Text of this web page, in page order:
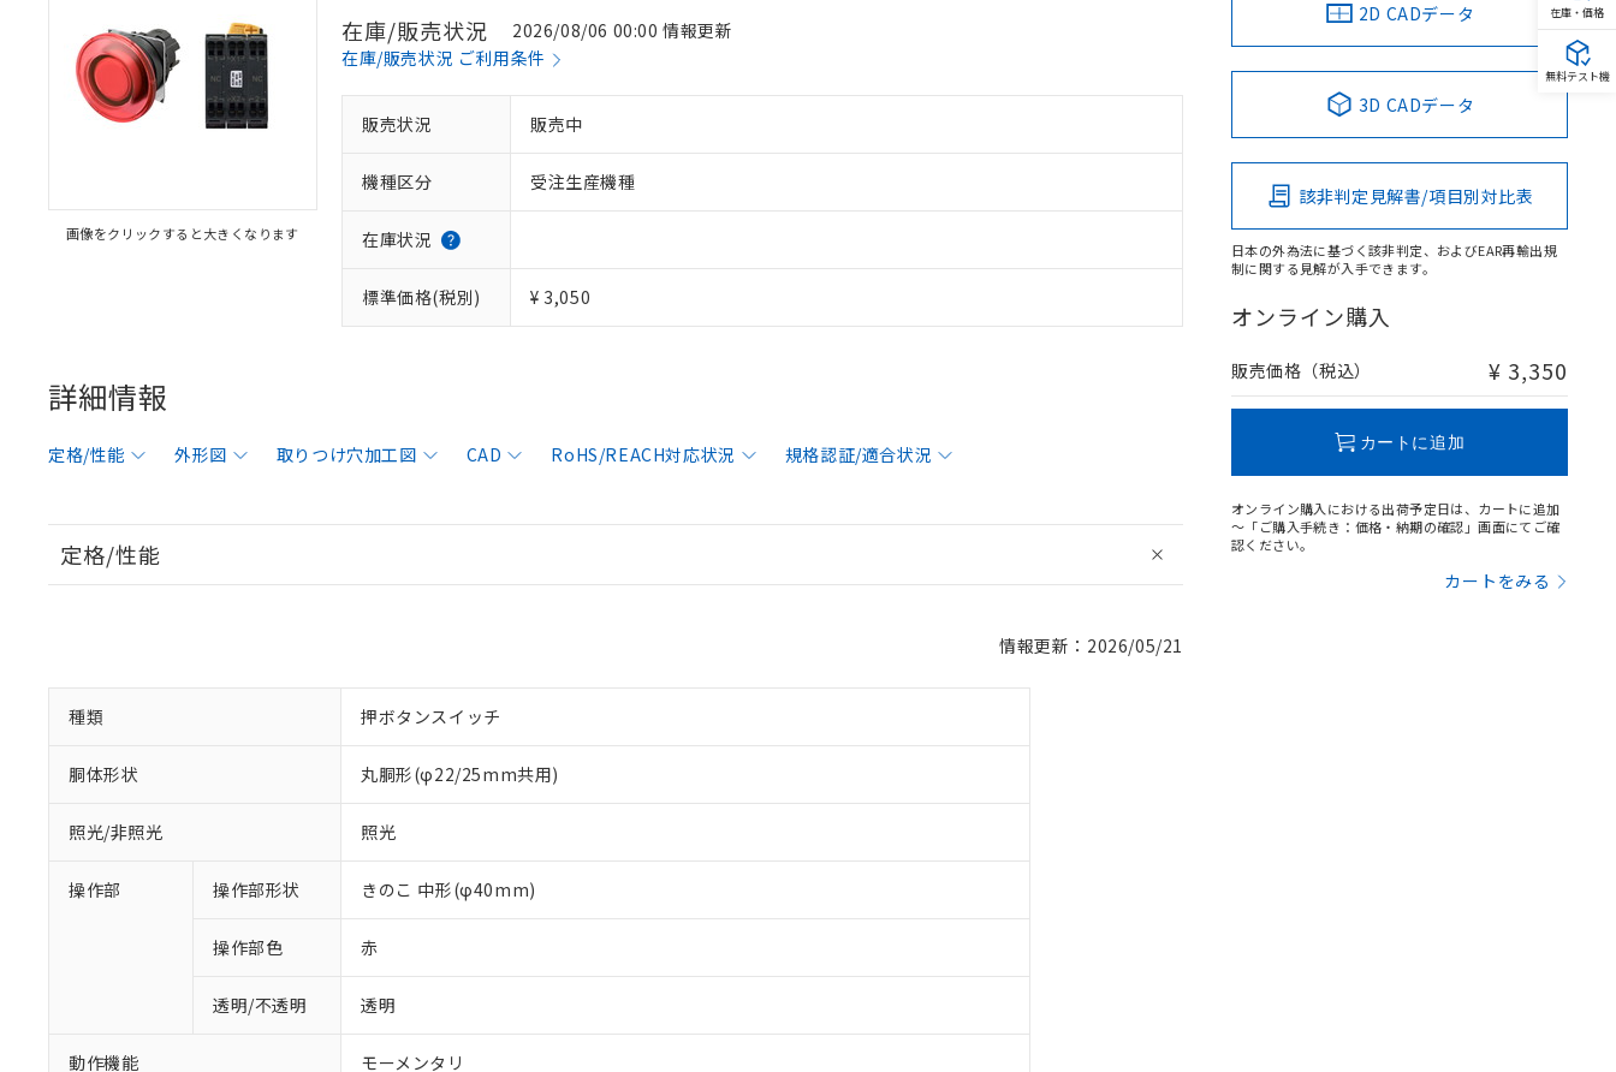
画像をクリックすると大きくなります
在庫/販売状況
2026/08/06 00:00 情報更新
在庫/販売状況 ご利用条件
販売状況 販売中
機種区分 受注生産機種
在庫状況
標準価格(税別) ¥ 3,050
詳細情報
定格/性能 外形図 取りつけ穴加工図 CAD RoHS/REACH対応状況 規格認証/適合状況
定格/性能
情報更新：2026/05/21
種類 押ボタンスイッチ
胴体形状 丸胴形(φ22/25mm共用)
照光/非照光 照光
操作部 操作部形状 きのこ 中形(φ40mm)
操作部色 赤
透明/不透明 透明
動作機能 モーメンタリ
2D CADデータ
3D CADデータ
該非判定見解書/項目別対比表
日本の外為法に基づく該非判定、およびEAR再輸出規
制に関する見解が入手できます。
オンライン購入
販売価格（税込） ¥ 3,350
カートに追加
オンライン購入における出荷予定日は、カートに追加
～「ご購入手続き：価格・納期の確認」画面にてご確
認ください。
カートをみる
在庫・価格
無料テスト機